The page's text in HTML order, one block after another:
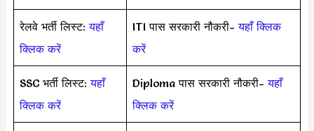
रेलवे भर्ती लिस्ट:यहाँ
क्लिक करें
ITI पास सरकारी नौकरी-यहाँ क्लिक
करें
SSC भर्ती लिस्ट:यहाँ
क्लिक करें
Diploma पास सरकारी नौकरी-यहाँ
क्लिक करें